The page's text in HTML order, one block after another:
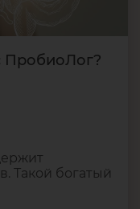
ПробиоЛог?
Такой богатый